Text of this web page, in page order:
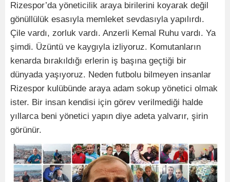
Rizespor’da yöneticilik araya birilerini koyarak değil
gönüllülük esasıyla memleket sevdasıyla yapılırdı.
Çile vardı, zorluk vardı. Anzerli Kemal Ruhu vardı. Ya
şimdi. Üzüntü ve kaygıyla izliyoruz. Komutanların
kenarda bırakıldığı erlerin iş başına geçtiği bir
dünyada yaşıyoruz. Neden futbolu bilmeyen insanlar
Rizespor kulübünde araya adam sokup yönetici olmak
ister. Bir insan kendisi için görev verilmediği halde
yıllarca beni yönetici yapın diye adeta yalvarır, şirin
görünür.